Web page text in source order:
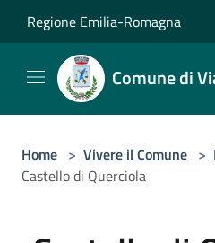
Regione Emilia-Romagna
Comune di
Home > Vivere il Comune >
Castello di Querciola